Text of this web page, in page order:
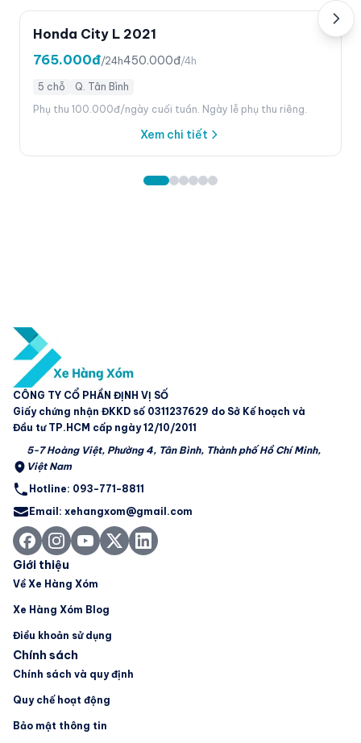
Honda City L 2021
765.000đ/24h450.000đ/4h
5 chỗ
Q. Tân Bình
Phụ thu 100.000đ/ngày cuối tuần. Ngày lễ phụ thu riêng.
Xem chi tiết
CÔNG TY CỔ PHẦN ĐỊNH VỊ SỐ
Giấy chứng nhận ĐKKD số 0311237629 do Sở Kế hoạch và
Đầu tư TP.HCM cấp ngày 12/10/2011
5-7 Hoàng Việt, Phường 4, Tân Bình, Thành phố Hồ Chí Minh,
Việt Nam
Hotline: 093-771-8811
Email: xehangxom@gmail.com
Giới thiệu
Về Xe Hàng Xóm
Xe Hàng Xóm Blog
Điều khoản sử dụng
Chính sách
Chính sách và quy định
Quy chế hoạt động
Bảo mật thông tin